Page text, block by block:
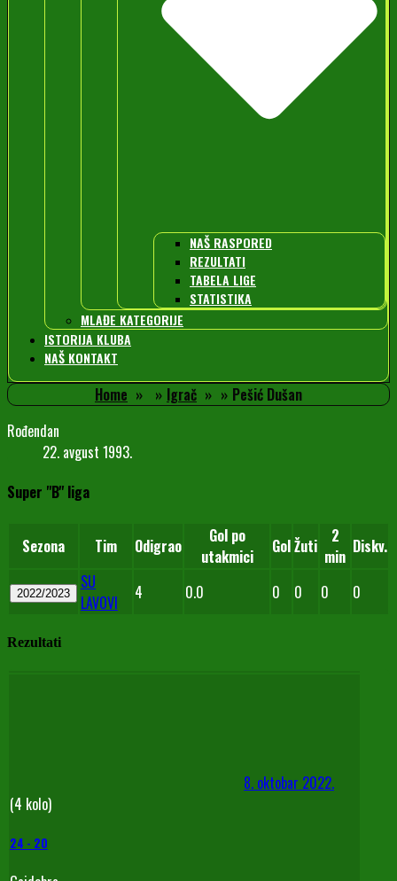
NAŠ RASPORED
REZULTATI
TABELA LIGE
STATISTIKA
MLAĐE KATEGORIJE
ISTORIJA KLUBA
NAŠ KONTAKT
Home Igrač
Pešić Dušan
Rođendan
22. avgust 1993.
Super "B" liga
Sezona Tim Odigrao
Gol po
utakmici
GolŽuti
2
min Diskv.
2022/2023
SU
LAVOVI
4 0.0 0 0 0 0
Rezultati
8. oktobar 2022.
(4 kolo)
24 - 20